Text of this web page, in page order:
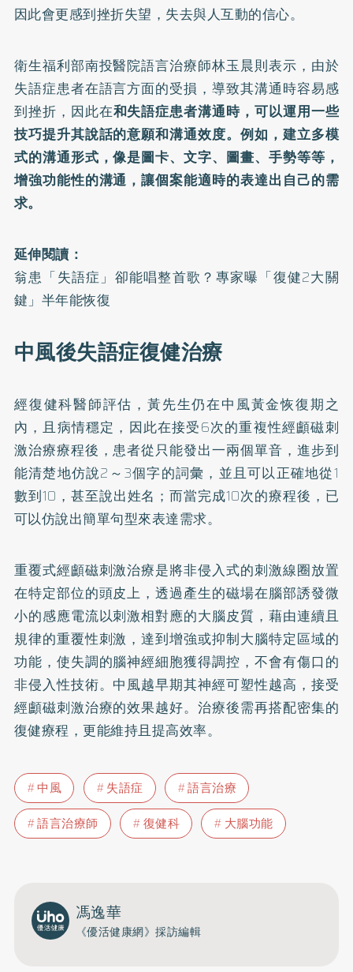
因此會更感到挫折失望，失去與人互動的信心。
衛生福利部南投醫院語言治療師林玉晨則表示，由於
失語症患者在語言方面的受損，導致其溝通時容易感
到挫折，因此在和失語症患者溝通時，可以運用一些
技巧提升其說話的意願和溝通效度。例如，建立多模
式的溝通形式，像是圖卡、文字、圖畫、手勢等等，
增強功能性的溝通，讓個案能適時的表達出自己的需
求。
延伸閱讀：
翁患「失語症」卻能唱整首歌？專家曝「復健2大關
鍵」半年能恢復
中風後失語症復健治療
經復健科醫師評估，黃先生仍在中風黃金恢復期之
內，且病情穩定，因此在接受6次的重複性經顱磁刺
激治療療程後，患者從只能發出一兩個單音，進步到
能清楚地仿說2～3個字的詞彙，並且可以正確地從1
數到10，甚至說出姓名；而當完成10次的療程後，已
可以仿說出簡單句型來表達需求。
重覆式經顱磁刺激治療是將非侵入式的刺激線圈放置
在特定部位的頭皮上，透過產生的磁場在腦部誘發微
小的感應電流以刺激相對應的大腦皮質，藉由連續且
規律的重覆性刺激，達到增強或抑制大腦特定區域的
功能，使失調的腦神經細胞獲得調控，不會有傷口的
非侵入性技術。中風越早期其神經可塑性越高，接受
經顱磁刺激治療的效果越好。治療後需再搭配密集的
復健療程，更能維持且提高效率。
中風 失語症
語言治療
語言治療師
復健科 大腦功能
馮逸華
《優活健康網》採訪編輯